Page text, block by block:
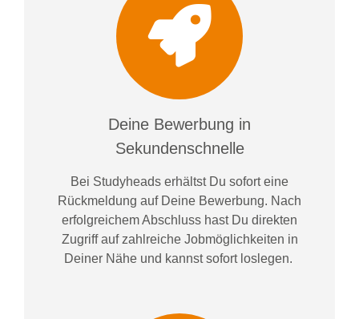
Deine Bewerbung in
Sekundenschnelle
Bei Studyheads erhältst Du sofort eine
Rückmeldung auf Deine Bewerbung. Nach
erfolgreichem Abschluss hast Du direkten
Zugriff auf zahlreiche Jobmöglichkeiten in
Deiner Nähe und kannst sofort loslegen.